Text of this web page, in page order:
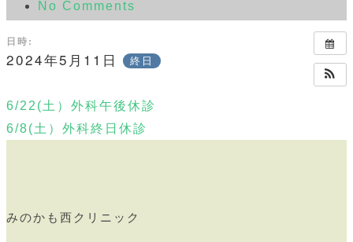
No Comments
日時:
2024年5月11日 終日
6/22(土）外科午後休診
6/8(土）外科終日休診
みのかも西クリニック